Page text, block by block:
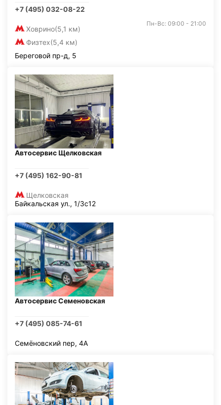
+7 (495) 032-08-22
Ховрино(5,1 км)
Физтех(5,4 км)
Пн-Вс: 09:00 - 21:00
Береговой пр-д, 5
Автосервис Щелковская
+7 (495) 162-90-81
Щелковская
Байкальская ул., 1/3с12
Автосервис Семеновская
+7 (495) 085-74-61
Семёновский пер, 4А